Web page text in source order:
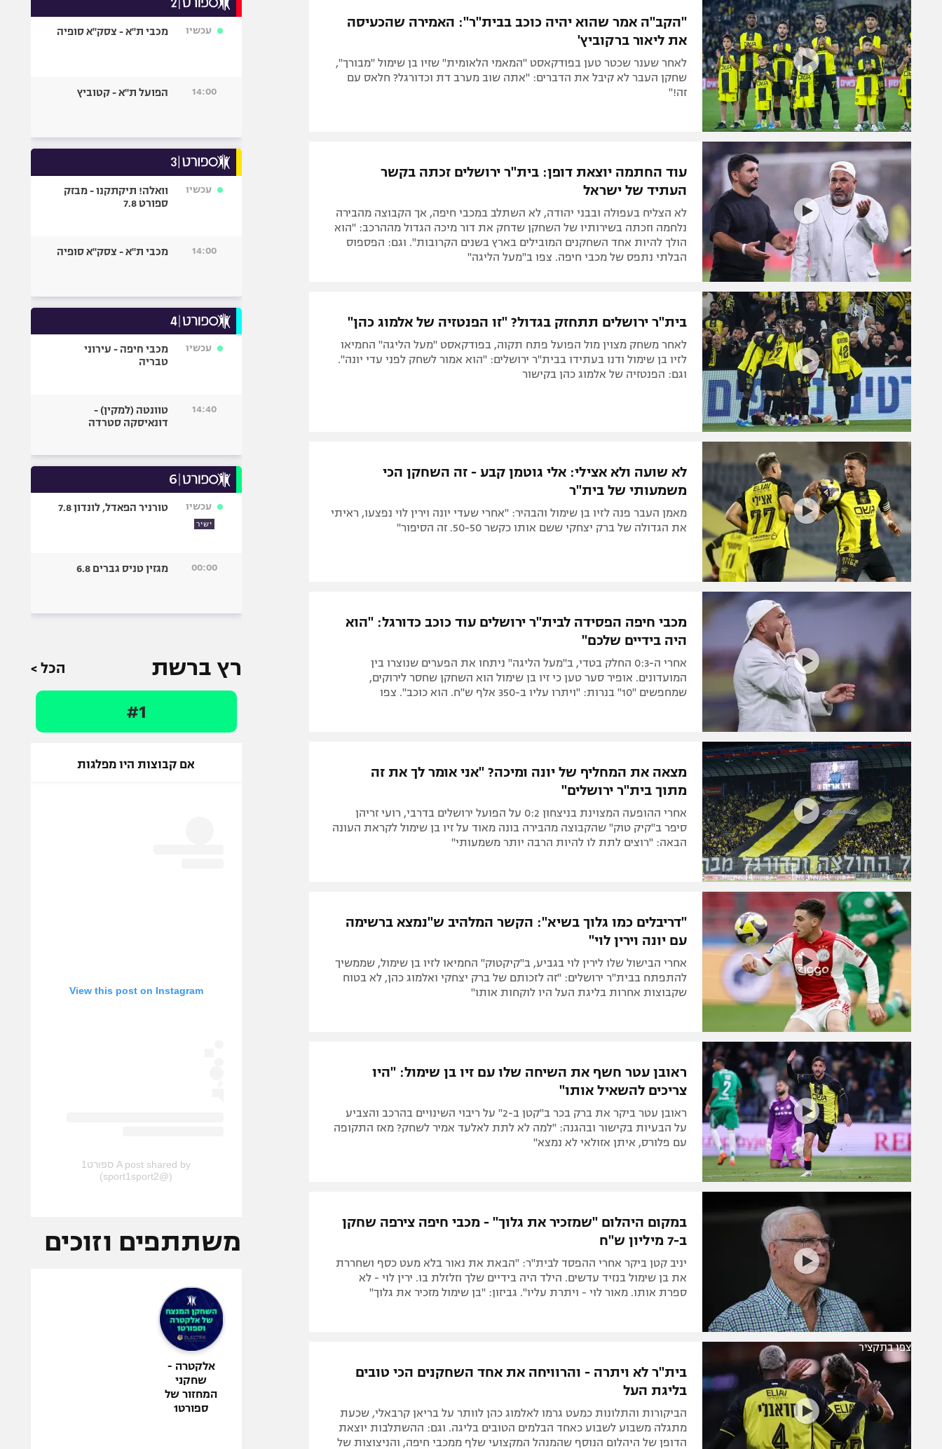
תקנון משתתפים וזוכים בפרסים
תקנון עבור פעילות אלקטרה
תקנון עבור פעילות ספורט 1 – "מרלן"
טניס
גיימינג E-Sports
תנאי שימוש
מדיניות פרטיות
תקנון פעילות ספורט 1
רשיון להקרנה פומבית לבית עסק
הצטרפות לחבילת הערוצים
לוח דרושים – ג'ובנט
תגיות
המגזין
הפועל חיפה
מכבי נתניה
ליגות נוספות
ספורט מוטורי
בייסבול MLB
גיימינג E-Sports
"הקב"ה אמר שהוא יהיה כוכב בבית"ר": האמירה שהכעיסה
את ליאור ברקוביץ'
לאחר שענר שכטר טען בפודקאסט "המאמי הלאומית" שזיו בן שימול "מבורך",
שחקן העבר לא קיבל את הדברים: "אתה שוב מערב דת וכדורגל? חלאס עם
זה!"
עוד החתמה יוצאת דופן: בית"ר ירושלים זכתה בקשר
העתיד של ישראל
לא הצליח בעפולה ובבני יהודה, לא השתלב במכבי חיפה, אך הקבוצה מהבירה
נלחמה וזכתה בשירותיו של השחקן שדחק את דור מיכה הגדול מההרכב: "הוא
הולך להיות אחד השחקנים המובילים בארץ בשנים הקרובות". וגם: הפספוס
הבלתי נתפס של מכבי חיפה. צפו ב"מעל הליגה"
בית"ר ירושלים תתחזק בגדול? "זו הפנטזיה של אלמוג כהן"
לאחר משחק מצוין מול הפועל פתח תקוה, בפודקאסט "מעל הליגה" החמיאו
לזיו בן שימול ודנו בעתידו בבית"ר ירושלים: "הוא אמור לשחק לפני עדי יונה".
וגם: הפנטזיה של אלמוג כהן בקישור
לא שועה ולא אצילי: אלי גוטמן קבע - זה השחקן הכי
משמעותי של בית"ר
מאמן העבר פנה לזיו בן שימול והבהיר: "אחרי שעדי יונה וירין לוי נפצעו, ראיתי
את הגדולה של ברק יצחקי ששם אותו כקשר 50-50. זה הסיפור"
מכבי חיפה הפסידה לבית"ר ירושלים עוד כוכב כדורגל: "הוא
היה בידיים שלכם"
אחרי ה-0:3 החלק בטדי, ב"מעל הליגה" ניתחו את הפערים שנוצרו בין
המועדונים. אופיר סער טען כי זיו בן שימול הוא השחקן שחסר לירוקים,
שמחפשים "10" בנרות: "ויתרו עליו ב-350 אלף ש"ח. הוא כוכב". צפו
מצאה את המחליף של יונה ומיכה? "אני אומר לך את זה
מתוך בית"ר ירושלים"
אחרי ההופעה המצוינת בניצחון 0:2 על הפועל ירושלים בדרבי, רועי זריהן
סיפר ב"קיק טוק" שהקבוצה מהבירה בונה מאוד על זיו בן שימול לקראת העונה
הבאה: "רוצים לתת לו להיות הרבה יותר משמעותי"
"דריבלים כמו גלוך בשיא": הקשר המלהיב ש"נמצא ברשימה
עם יונה וירין לוי"
אחרי הבישול שלו לירין לוי בגביע, ב"קיקטוק" החמיאו לזיו בן שימול, שממשיך
להתפתח בבית"ר ירושלים: "זה לזכותם של ברק יצחקי ואלמוג כהן, לא בטוח
שקבוצות אחרות בליגת העל היו לוקחות אותו"
ראובן עטר חשף את השיחה שלו עם זיו בן שימול: "היו
צריכים להשאיל אותו"
ראובן עטר ביקר את ברק בכר ב"קטן ב-2" על ריבוי השינויים בהרכב והצביע
על הבעיות בקישור ובהגנה: "למה לא לתת לאלעד אמיר לשחק? מאז התקופה
עם פלורס, איתן אזולאי לא נמצא"
במקום היהלום "שמזכיר את גלוך" - מכבי חיפה צירפה שחקן
ב-7 מיליון ש"ח
יניב קטן ביקר אחרי ההפסד לבית"ר: "הבאת את נאור בלא מעט כסף ושחררת
את בן שימול בנזיד עדשים. הילד היה בידיים שלך וזלזלת בו. ירין לוי - לא
ספרת אותו. מאור לוי - ויתרת עליו". גביזון: "בן שימול מזכיר את גלוך"
צפו בתקציר
בית"ר לא ויתרה - והרוויחה את אחד השחקנים הכי טובים
בליגת העל
הביקורות והתלונות כמעט גרמו לאלמוג כהן לוותר על בריאן קרבאלי, שכעת
מתגלה משבוע לשבוע כאחד הבלמים הטובים בליגה. וגם: ההשתלבות יוצאת
הדופן של היהלום הנוסף שהמנהל המקצועי שלף ממכבי חיפה, והניצוצות של
עכשיו מכבי ת"א - צסק"א סופיה
14:00 הפועל ת"א - קטוביץ
עכשיו
וואלה! תיקתקנו - מבזק
ספורט 7.8
14:00 מכבי ת"א - צסק"א סופיה
עכשיו
מכבי חיפה - עירוני
טבריה
14:40
טוונטה (למקין) -
דונאיסקה סטרדה
עכשיו
ישיר
טורניר הפאדל, לונדון 7.8
00:00 מגזין טניס גברים 6.8
רץ ברשת הכל >
#1
אם קבוצות היו מפלגות
View this post on Instagram
A post shared by ספורט1
(@sport1sport2)
משתתפים וזוכים
אלקטרה -
שחקני
המחזור של
ספורט1